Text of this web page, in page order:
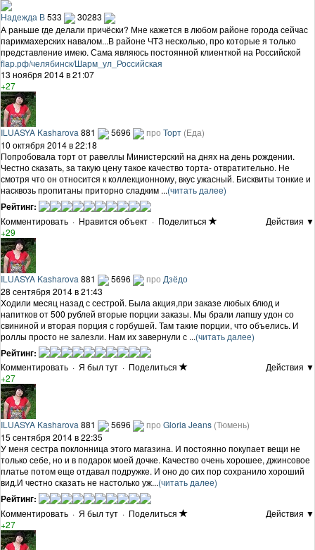
Надежда В533
30283
А раньше где делали причёски? Мне кажется в любом районе города сейчас
парикмахерских навалом...В районе ЧТЗ несколько, про которые я только
представление имею. Сама являюсь постоянной клиенткой на Российской
flap.рф/челябинск/Шарм_ул_Российская
13 ноября 2014 в 21:07
+27
ILUASYA Kasharova 881 5696 про Торт (Еда)
10 октября 2014 в 22:18
Попробовала торт от равеллы Министерский на днях на день рождении.
Честно сказать, за такую цену такое качество торта- отвратительно. Не
смотря что он относится к коллекционному, вкус ужасный. Бисквиты тонкие и
насквозь пропитаны приторно сладким ...(читать далее)
Рейтинг:
Комментировать · Нравится объект · Поделиться
Действия ▼
+29
ILUASYA Kasharova 881 5696 про Дзёдо
28 сентября 2014 в 21:43
Ходили месяц назад с сестрой. Была акция,при заказе любых блюд и
напитков от 500 рублей вторые порции заказы. Мы брали лапшу удон со
свининой и вторая порция с горбушей. Там такие порции, что объелись. И
роллы просто не залезли. Нам их завернули с ...(читать далее)
Рейтинг:
Комментировать · Я был тут · Поделиться
Действия ▼
+27
ILUASYA Kasharova 881 5696 про Gloria Jeans (Тюмень)
15 сентября 2014 в 22:35
У меня сестра поклонница этого магазина. И постоянно покупает вещи не
только себе, но и в подарок моей дочке. Качество очень хорошее, джинсовое
платье потом еще отдавал подружке. И оно до сих пор сохранило хороший
вид.И честно сказать не настолько уж...(читать далее)
Рейтинг:
Комментировать · Я был тут · Поделиться
Действия ▼
+27